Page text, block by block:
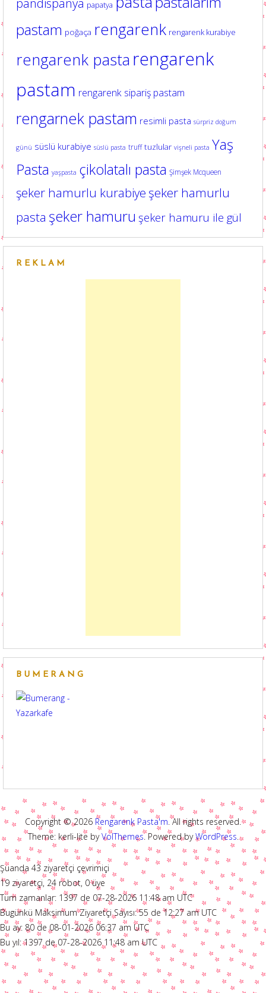
papatya
pastam poğaça rengarenk rengarenk kurabiye
rengarenk pasta rengarenk
pastam rengarenk sipariş pastam
rengarnek pastam resimli pasta sürpriz doğum
günü süslü kurabiye süslü pasta truff tuzlular vişneli pasta Yaş
Pasta yaşpasta çikolatalı pasta Şimşek Mcqueen
şeker hamurlu kurabiye şeker hamurlu
pasta şeker hamuru şeker hamuru ile gül
REKLAM
BUMERANG
Copyright © 2026 Rengarenk Pasta'm. All rights reserved.
Theme: kerli-lite byVolThemes. Powered byWordPress.
Şuanda 43 ziyaretçi çevrimiçi
19 ziyaretçi, 24 robot, 0 üye
Tüm zamanlar: 1397 de 07-28-2026 11:48 am UTC
Bugünkü Maksimum Ziyaretçi Sayısı: 55 de 12:27 am UTC
Bu ay: 80 de 08-01-2026 06:37 am UTC
Bu yıl: 1397 de 07-28-2026 11:48 am UTC